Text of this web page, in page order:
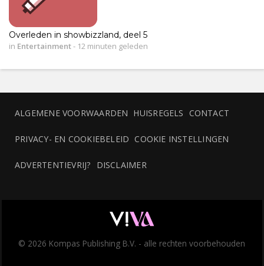
Overleden in showbizzland, deel 5
in Entertainment- 12 minuten geleden
ALGEMENE VOORWAARDEN HUISREGELS CONTACT
PRIVACY- EN COOKIEBELEID COOKIE INSTELLINGEN
ADVERTENTIEVRIJ? DISCLAIMER
© 2026 Kompas Publishing B.V. - alle rechten voorbehouden